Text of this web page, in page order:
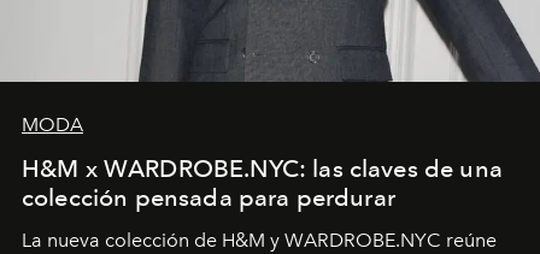
MODA
H&M x WARDROBE.NYC: las claves de una
colección pensada para perdurar
La nueva colección de H&M y WARDROBE.NYC reúne